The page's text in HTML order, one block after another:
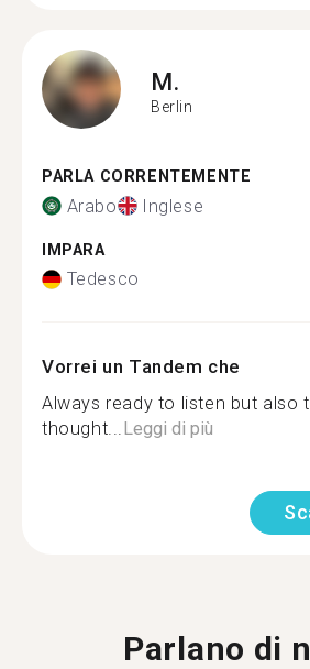
M.
Berlin
PARLA CORRENTEMENTE
Arabo Inglese
IMPARA
Tedesco
Vorrei un Tandem che
Always ready to listen but also
thought...Leggi di più
Parlano di